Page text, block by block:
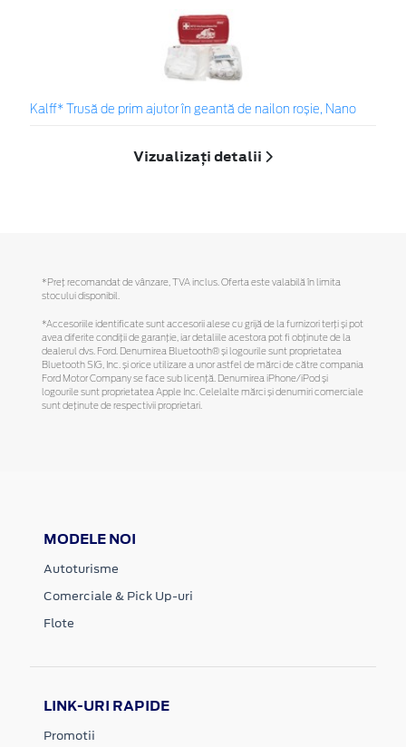
Kalff* Trusă de prim ajutor în geantă de nailon roșie, Nano
Vizualizați detalii
*Preţ recomandat de vânzare, TVA inclus. Oferta este valabilă în limita
stocului disponibil.
*Accesoriile identificate sunt accesorii alese cu grijă de la furnizori terți și pot
avea diferite condiții de garanție, iar detaliile acestora pot fi obținute de la
dealerul dvs. Ford. Denumirea Bluetooth® și logourile sunt proprietatea
Bluetooth SIG, Inc. și orice utilizare a unor astfel de mărci de către compania
Ford Motor Company se face sub licență. Denumirea iPhone/iPod și
logourile sunt proprietatea Apple Inc. Celelalte mărci și denumiri comerciale
sunt deținute de respectivii proprietari.
MODELE NOI
Autoturisme
Comerciale & Pick Up-uri
Flote
LINK-URI RAPIDE
Promotii